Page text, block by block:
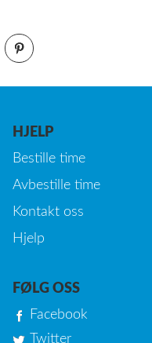
HJELP
Bestille time
Avbestille time
Kontakt oss
Hjelp
FØLG OSS
Facebook
Twitter